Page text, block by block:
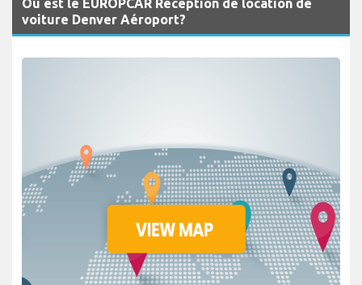
voiture Denver Aéroport?